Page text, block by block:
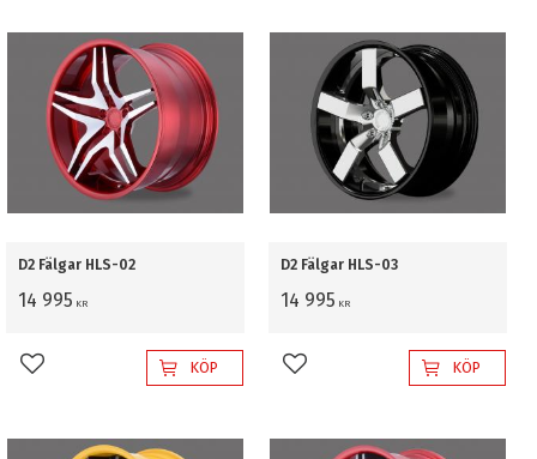
D2 Fälgar HLS-02
14 995 KR
Lägg till i favoriterKÖP
D2 Fälgar HLS-03
14 995 KR
Lägg till i favoriterKÖP